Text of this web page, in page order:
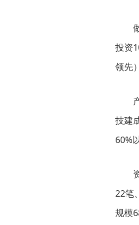
投资
领先
技建
60%
22笔
规模